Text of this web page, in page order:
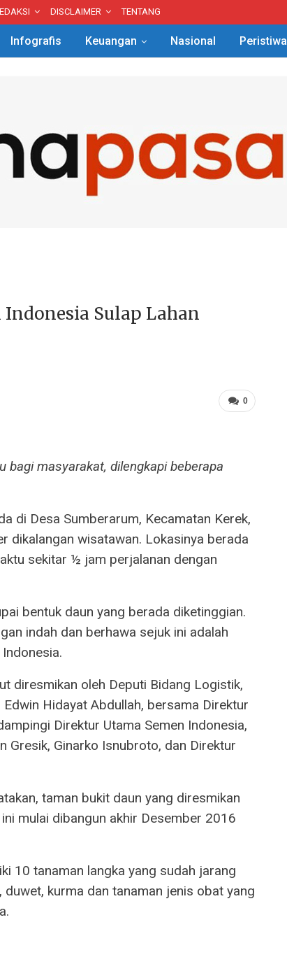
DISCLAIMER TENTANG
Infografis Keuangan Nasional Peristiwa
Indonesia Sulap Lahan
0
bagi masyarakat, dilengkapi beberapa
di Desa Sumberarum, Kecamatan Kerek,
dikalangan wisatawan. Lokasinya berada
sekitar ½ jam perjalanan dengan
bentuk daun yang berada diketinggian.
indah dan berhawa sejuk ini adalah
diresmikan oleh Deputi Bidang Logistik,
Hidayat Abdullah, bersama Direktur
Direktur Utama Semen Indonesia,
Gresik, Ginarko Isnubroto, dan Direktur
taman bukit daun yang diresmikan
mulai dibangun akhir Desember 2016
10 tanaman langka yang sudah jarang
kurma dan tanaman jenis obat yang